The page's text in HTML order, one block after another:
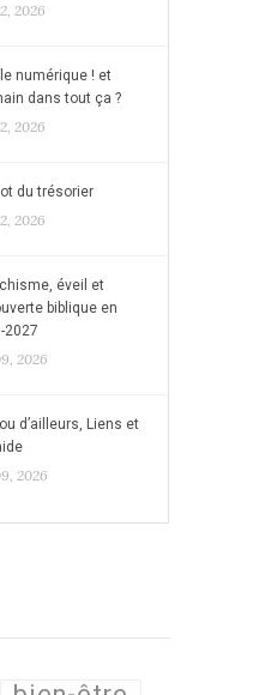
2026
numérique ! et
dans tout ça ?
2026
du trésorier
2026
éveil et
biblique en
2027
2026
ou d’ailleurs, Liens et
2026